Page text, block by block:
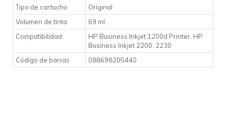
Tipo de cartucho
Original
Volumen de tinta
69 ml
Compatibilidad
HP Business Inkjet 1200d Printer, HP
Business Inkjet 2200, 2230
Código de barras
088698205440